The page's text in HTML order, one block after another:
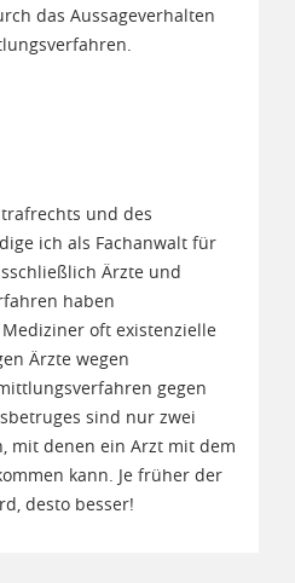
das Aussageverhalten
und des
ich als Fachanwalt für
Ärzte und
haben
oft existenzielle
Ärzte wegen
gegen
sind nur zwei
mit denen ein Arzt mit dem
kann. Je früher der
desto besser!